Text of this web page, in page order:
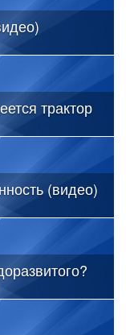
трактор
(видео)